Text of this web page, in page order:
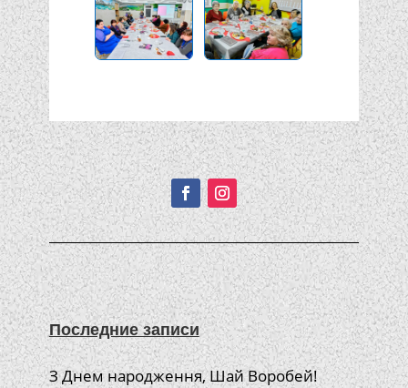
Подписывайтесь!
Последние записи
З Днем народження, Шай Воробей!